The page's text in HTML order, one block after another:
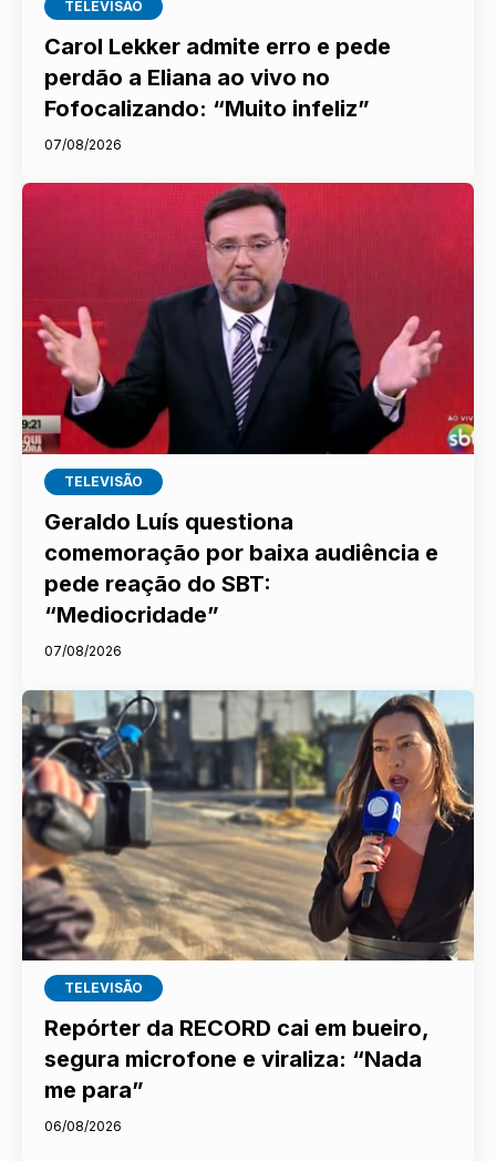
TELEVISÃO
Carol Lekker admite erro e pede
perdão a Eliana ao vivo no
Fofocalizando: “Muito infeliz”
07/08/2026
TELEVISÃO
Geraldo Luís questiona
comemoração por baixa audiência e
pede reação do SBT:
“Mediocridade”
07/08/2026
TELEVISÃO
Repórter da RECORD cai em bueiro,
segura microfone e viraliza: “Nada
me para”
06/08/2026